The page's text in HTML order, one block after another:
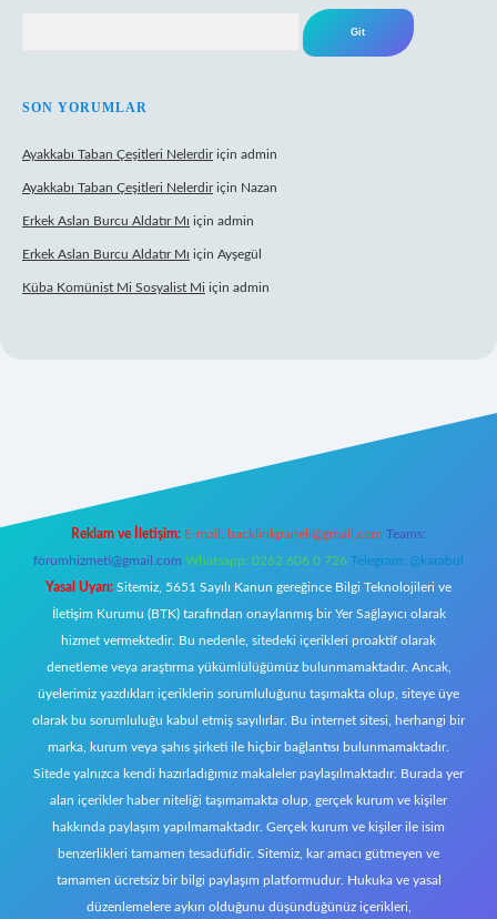
SON YORUMLAR
Ayakkabı Taban Çeşitleri Nelerdiriçin admin
Ayakkabı Taban Çeşitleri Nelerdiriçin Nazan
Erkek Aslan Burcu Aldatır Mı için admin
Erkek Aslan Burcu Aldatır Mı için Ayşegül
Küba Komünist Mi Sosyalist Mi için admin
Reklam ve İletişim: E-mail: backlinkpaneli@gmail.com Teams:
forumhizmeti@gmail.com Whatsapp: 0262 606 0 726 Telegram: @karabul
Yasal Uyarı: Sitemiz, 5651 Sayılı Kanun gereğince Bilgi Teknolojileri ve
İletişim Kurumu (BTK) tarafından onaylanmış bir Yer Sağlayıcı olarak
hizmet vermektedir. Bu nedenle, sitedeki içerikleri proaktif olarak
denetleme veya araştırma yükümlülüğümüz bulunmamaktadır. Ancak,
üyelerimiz yazdıkları içeriklerin sorumluluğunu taşımakta olup, siteye üye
olarak bu sorumluluğu kabul etmiş sayılırlar. Bu internet sitesi, herhangi bir
marka, kurum veya şahıs şirketi ile hiçbir bağlantısı bulunmamaktadır.
Sitede yalnızca kendi hazırladığımız makaleler paylaşılmaktadır. Burada yer
alan içerikler haber niteliği taşımamakta olup, gerçek kurum ve kişiler
hakkında paylaşım yapılmamaktadır. Gerçek kurum ve kişiler ile isim
benzerlikleri tamamen tesadüfidir. Sitemiz, kar amacı gütmeyen ve
tamamen ücretsiz bir bilgi paylaşım platformudur. Hukuka ve yasal
düzenlemelere aykırı olduğunu düşündüğünüz içerikleri,